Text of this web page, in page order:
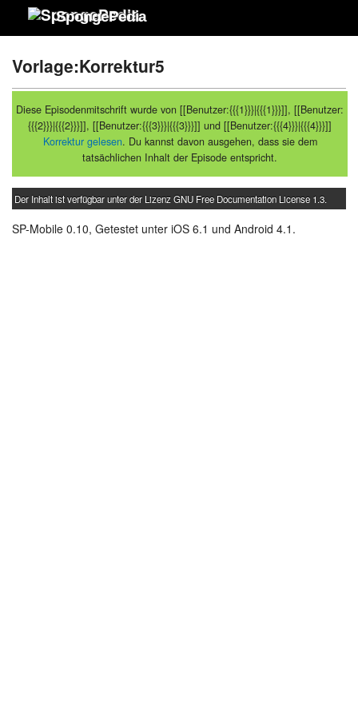
SpongePedia
Vorlage:Korrektur5
Diese Episodenmitschrift wurde von [[Benutzer:{{{1}}}|{{{1}}}]], [[Benutzer:
{{{2}}}|{{{2}}}]], [[Benutzer:{{{3}}}|{{{3}}}]] und [[Benutzer:{{{4}}}|{{{4}}}]]
Korrektur gelesen. Du kannst davon ausgehen, dass sie dem
tatsächlichen Inhalt der Episode entspricht.
Der Inhalt ist verfügbar unter der LizenzGNU Free Documentation License 1.3
SP-Mobile 0.10, Getestet unter iOS 6.1 und Android 4.1.